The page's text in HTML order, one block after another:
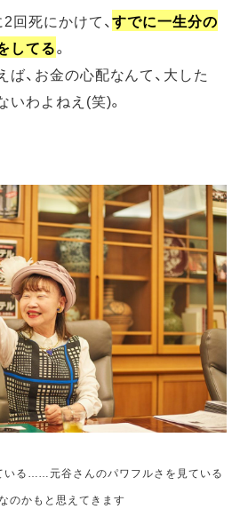
回死にかけて、すでに一生分の
してる。
ば、お金の心配なんて、大した
いわよねえ(笑)。
いる……元谷さんのパワフルさを見ている
のかもと思えてきます